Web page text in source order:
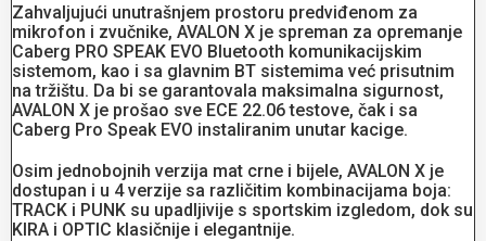
Zahvaljujući unutrašnjem prostoru predviđenom za
mikrofon i zvučnike, AVALON X je spreman za opremanje
Caberg PRO SPEAK EVO Bluetooth komunikacijskim
sistemom, kao i sa glavnim BT sistemima već prisutnim
na tržištu. Da bi se garantovala maksimalna sigurnost,
AVALON X je prošao sve ECE 22.06 testove, čak i sa
Caberg Pro Speak EVO instaliranim unutar kacige.
Osim jednobojnih verzija mat crne i bijele, AVALON X je
dostupan i u 4 verzije sa različitim kombinacijama boja:
TRACK i PUNK su upadljivije s sportskim izgledom, dok su
KIRA i OPTIC klasičnije i elegantnije.